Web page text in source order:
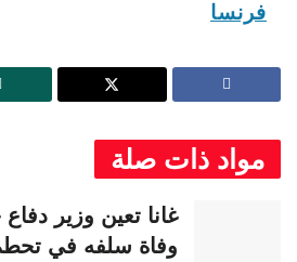
فرنسا
مواد ذات صلة
غانا تعين وزير
وفاة سلفه في